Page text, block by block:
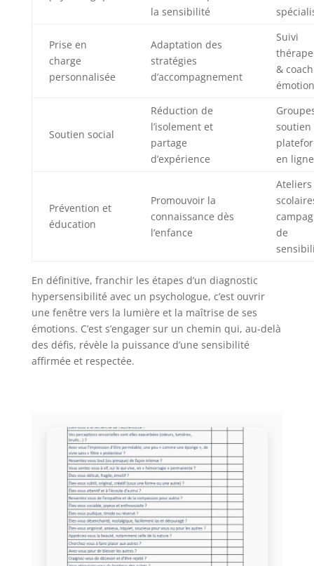
la sensibilité
Prise en
charge
personnalisée
Adaptation des
stratégies
d’accompagnement
Suivi
&
Soutien social
Réduction de
l’isolement et
partage
d’expérience
soutien
en ligne
Prévention et
éducation
Promouvoir la
connaissance dès
l’enfance
Ateliers
de
En définitive, franchir les étapes d’un diagnostic
hypersensibilité avec un psychologue, c’est ouvrir
une fenêtre vers la lumière et la maîtrise de ses
émotions. C’est s’engager sur un chemin qui, au-delà
des défis, révèle la puissance d’une sensibilité
affirmée et respectée.